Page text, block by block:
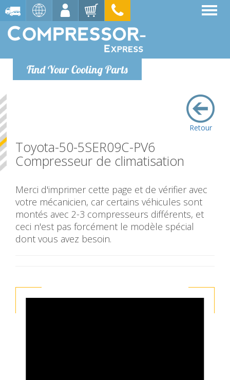
Find Your Cooling Parts
Retour
Toyota-50-5SER09C-PV6
Compresseur de climatisation
Merci d'imprimer cette page et de vérifier avec
votre mécanicien, car certains véhicules sont
montés avec 2-3 compresseurs différents, et
ceci n'est pas forcément le modèle spécial
dont vous avez besoin.